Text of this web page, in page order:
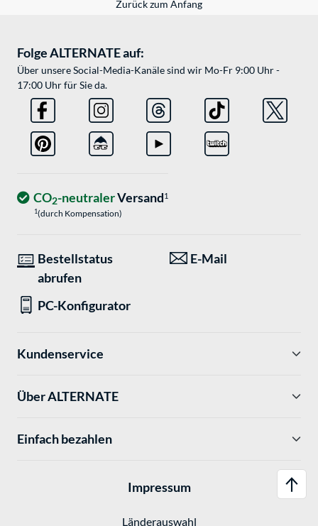
Zurück zum Anfang
Folge ALTERNATE auf:
Über unsere Social-Media-Kanäle sind wir Mo-Fr 9:00 Uhr -
17:00 Uhr für Sie da.
CO2-neutralerVersand1
1(durch Kompensation)
Bestellstatus
abrufen
E-Mail
PC-Konfigurator
Kundenservice
Über ALTERNATE
Einfach bezahlen
Impressum
Länderauswahl